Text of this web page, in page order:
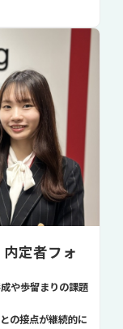
定者フォ
や歩留まりの課題
の接点が継続的に